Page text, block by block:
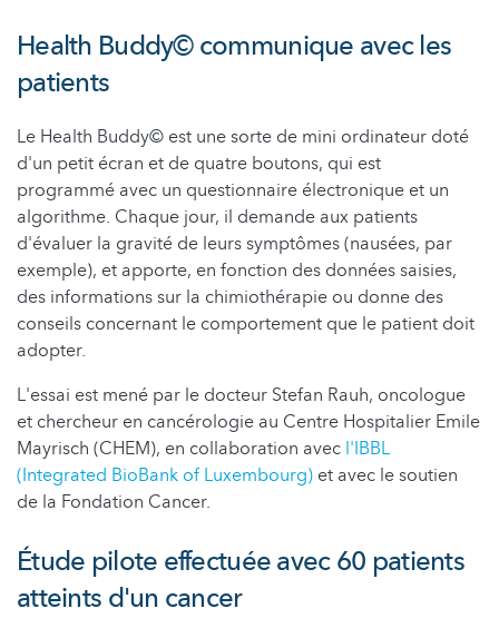
Health Buddy© communique avec les
patients
Le Health Buddy© est une sorte de mini ordinateur doté
d'un petit écran et de quatre boutons, qui est
programmé avec un questionnaire électronique et un
algorithme. Chaque jour, il demande aux patients
d'évaluer la gravité de leurs symptômes (nausées, par
exemple), et apporte, en fonction des données saisies,
des informations sur la chimiothérapie ou donne des
conseils concernant le comportement que le patient doit
adopter.
L'essai est mené par le docteur Stefan Rauh, oncologue
et chercheur en cancérologie au Centre Hospitalier Emile
Mayrisch (CHEM), en collaboration avec l'IBBL
(Integrated BioBank of Luxembourg) et avec le soutien
de la Fondation Cancer.
Étude pilote effectuée avec 60 patients
atteints d'un cancer